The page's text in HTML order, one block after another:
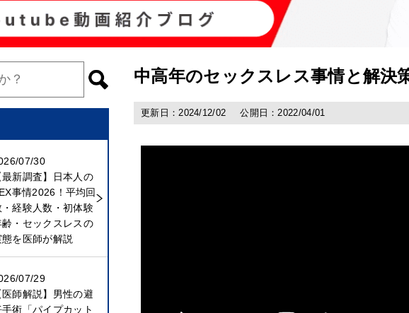
中高年のセックスレス事情と解決
更新日：2024/12/02 公開日：2022/04/01
07/30
最新調査】日本人の
事情2026！平均回
・経験人数・初体験
齢・セックスレスの
態を医師が解説
07/29
医師解説】男性の避
手術「パイプカット